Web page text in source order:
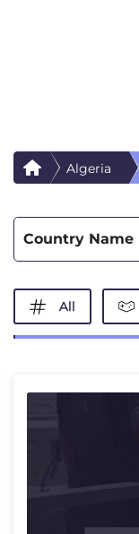
Algeria
Country Name
All